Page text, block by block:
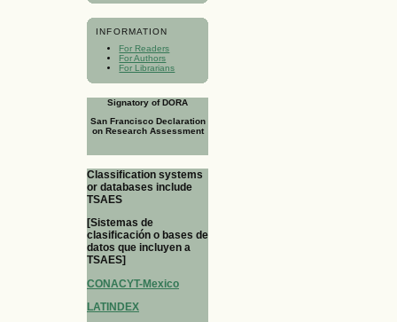
INFORMATION
For Readers
For Authors
For Librarians
Signatory of DORA
San Francisco Declaration
on Research Assessment
Classification systems
or databases include
TSAES
[Sistemas de
clasificación o bases de
datos que incluyen a
TSAES]
CONACYT-Mexico
LATINDEX